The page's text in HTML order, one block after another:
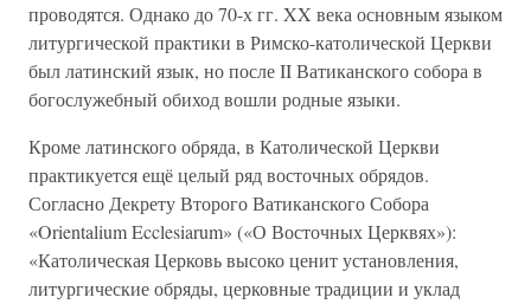
проводятся. Однако до 70-х гг. XX века основным языком
литургической практики в Римско-католической Церкви
был латинский язык, но после II Ватиканского собора в
богослужебный обиход вошли родные языки.
Кроме латинского обряда, в Католической Церкви
практикуется ещё целый ряд восточных обрядов.
Согласно Декрету Второго Ватиканского Собора
«Orientalium Ecclesiarum» («О Восточных Церквях»):
«Католическая Церковь высоко ценит установления,
литургические обряды, церковные традиции и уклад